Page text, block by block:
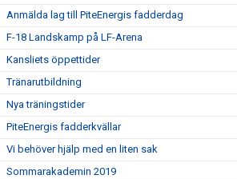
Anmälda lag till PiteEnergis fadderdag
F-18 Landskamp på LF-Arena
Kansliets öppettider
Tränarutbildning
Nya träningstider
PiteEnergis fadderkvällar
Vi behöver hjälp med en liten sak
Sommarakademin 2019